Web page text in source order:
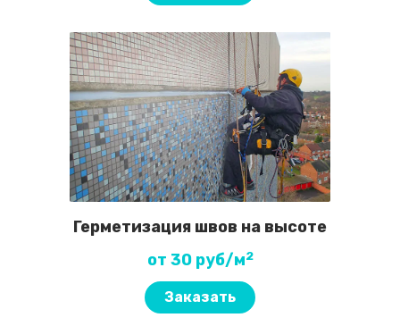
Герметизация швов на высоте
от 30 руб/м2
Заказать